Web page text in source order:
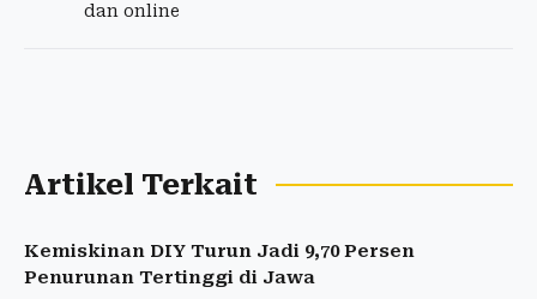
dan online
Artikel Terkait
Kemiskinan DIY Turun Jadi 9,70 Persen
Penurunan Tertinggi di Jawa